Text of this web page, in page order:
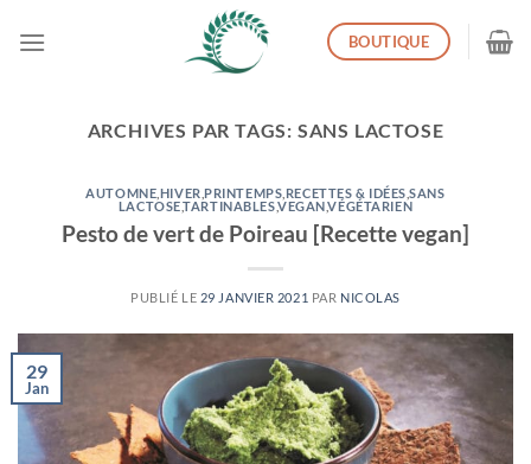
BOUTIQUE
ARCHIVES PAR TAGS: SANS LACTOSE
AUTOMNE HIVER PRINTEMPS RECETTES & IDÉES ,SANS
LACTOSE,TARTINABLES,VEGAN,VÉGÉTARIEN
Pesto de vert de Poireau [Recette vegan]
PUBLIÉ LE 29 JANVIER 2021 PAR NICOLAS
29
Jan